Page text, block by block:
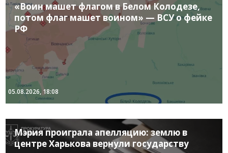
«Воин машет флагом в Белом Колодезе,
потом флаг машет воином» — ВСУ о фейке
РФ
05.08.2026, 18:08
Мэрия проиграла апелляцию: землю в
центре Харькова вернули государству